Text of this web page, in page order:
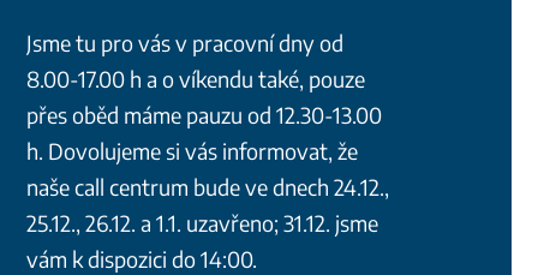
Jsme tu pro vás v pracovní dny od
8.00-17.00 h a o víkendu také, pouze
přes oběd máme pauzu od 12.30-13.00
h. Dovolujeme si vás informovat, že
naše call centrum bude ve dnech 24.12.,
25.12., 26.12. a 1.1. uzavřeno; 31.12. jsme
vám k dispozici do 14:00.